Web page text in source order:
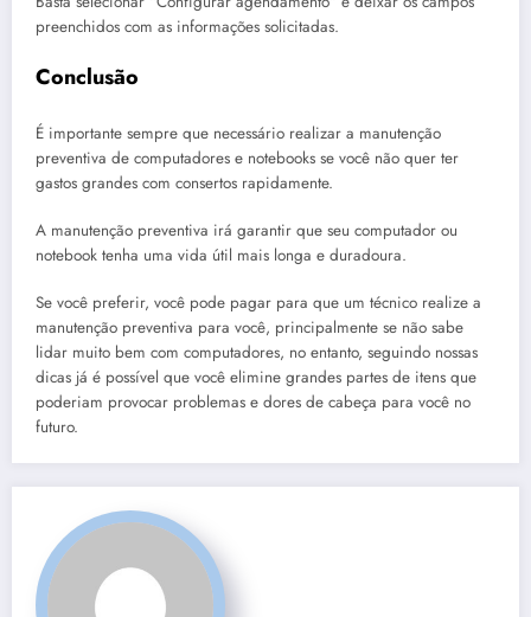
preenchidos com as informações solicitadas.
Conclusão
É importante sempre que necessário realizar a manutenção
preventiva de computadores e notebooks se você não quer ter
gastos grandes com consertos rapidamente.
A manutenção preventiva irá garantir que seu computador ou
notebook tenha uma vida útil mais longa e duradoura.
Se você preferir, você pode pagar para que um técnico realize a
manutenção preventiva para você, principalmente se não sabe
lidar muito bem com computadores, no entanto, seguindo nossas
dicas já é possível que você elimine grandes partes de itens que
poderiam provocar problemas e dores de cabeça para você no
futuro.